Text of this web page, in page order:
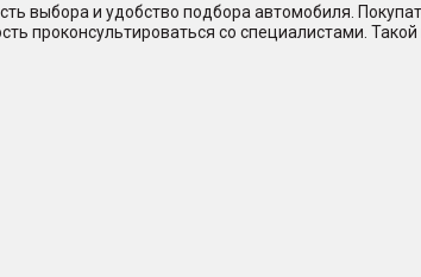
выбора и удобство подбора автомобиля.
проконсультироваться со специалистами.